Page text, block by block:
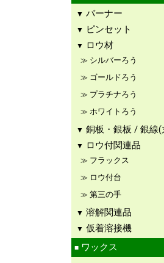
バーナー
ピンセット
ロウ材
シルバーろう
ゴールドろう
プラチナろう
ホワイトろう
銅板・銀板 / 銀線(
ロウ付関連品
フラックス
ロウ付台
第三の手
溶解関連品
仮着溶接機
ワックス